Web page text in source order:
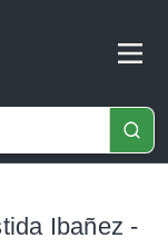
Ibañez -